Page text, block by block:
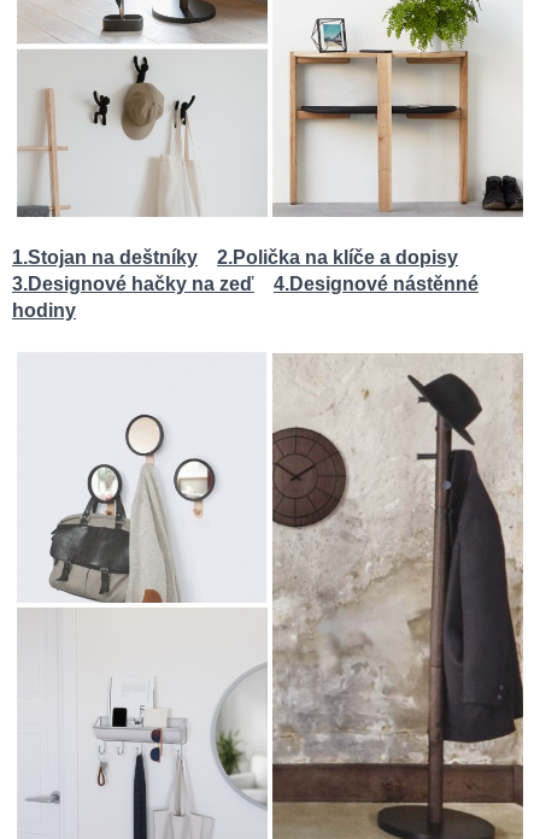
1.Stojan na deštníky
2.Polička na klíče a dopisy
3.Designové hačky na zeď
4.Designové nástěnné
hodiny